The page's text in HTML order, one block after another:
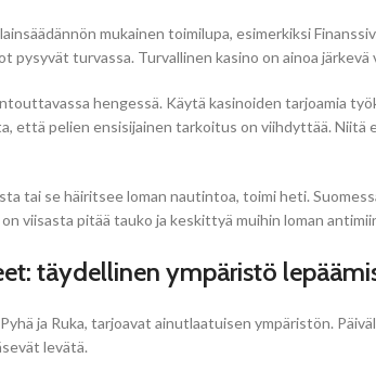
mukainen toimilupa, esimerkiksi
turvassa. Turvallinen kasino on ainoa järkevä
hengessä. Käytä kasinoiden tarjoamia
että pelien ensisijainen tarkoitus on viihdyttää.
tai se häiritsee loman nautintoa, toimi heti.
viisasta pitää tauko ja keskittyä muihin loman
täydellinen ympäristö
ja Ruka, tarjoavat ainutlaatuisen ympäristön.
levätä.